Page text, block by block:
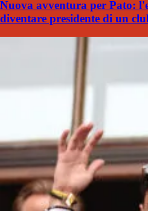
Nuova avventura per Pato:
diventare presidente di un